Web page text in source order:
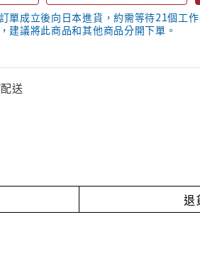
單成立後向日本進貨，約需等待21個工
建議將此商品和其他商品分開下單。
送
退